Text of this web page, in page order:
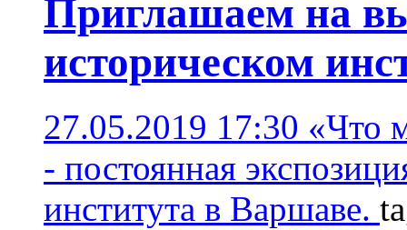
Приглашаем на
историческом
27.05.2019 17:30 «Что
- постоянная
института в Варшаве.